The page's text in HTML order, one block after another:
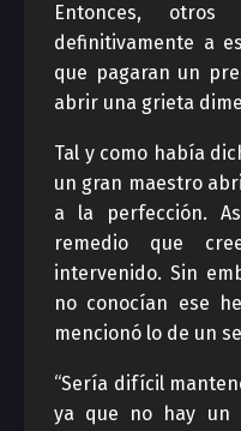
Entonces, otros
definitivamente a
que pagaran un
abrir una grieta
Tal y como había
un gran maestro
a la perfección.
remedio que
intervenido. Sin
no conocían ese
mencionó lo de un
“Sería difícil
ya que no hay un